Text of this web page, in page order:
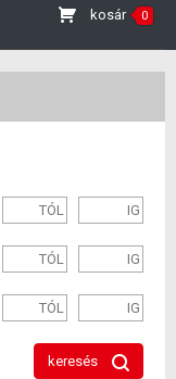
kosár 0
keresés